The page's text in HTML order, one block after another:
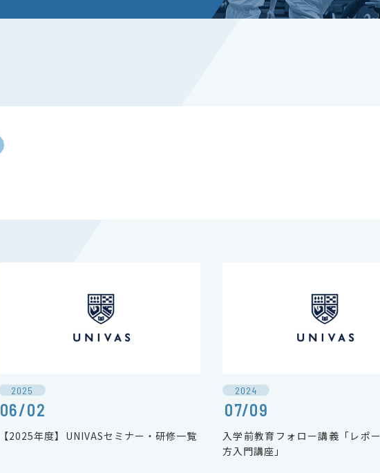
2025
06/02
【2025年度】UNIVASセミナー・研修一覧
2024
07/09
入学前教育フォロー講義「レポ
方入門講座」